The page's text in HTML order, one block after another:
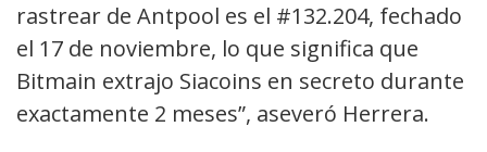
rastrear de Antpool es el #132.204, fechado
el 17 de noviembre, lo que significa que
Bitmain extrajo Siacoins en secreto durante
exactamente 2 meses”, aseveró Herrera.